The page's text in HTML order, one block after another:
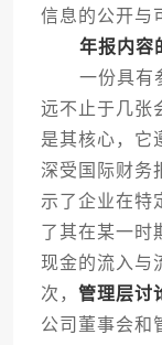
信息的公开与
年报内容
一份具有参
远不止于几张
是其核心，它
深受国际财务
示了企业在特
了其在某一时
现金的流入与
次， 管理层讨
公司董事会和